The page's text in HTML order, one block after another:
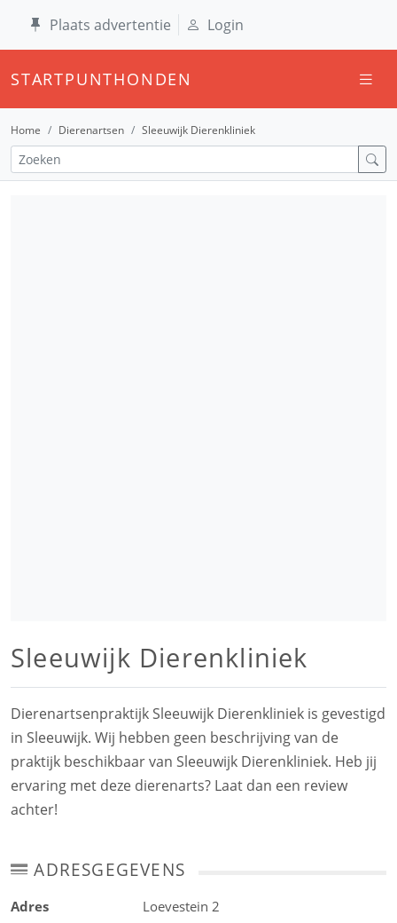
Plaats advertentie Login
STARTPUNTHONDEN
Home Dierenartsen Sleeuwijk Dierenkliniek
Sleeuwijk Dierenkliniek
Dierenartsenpraktijk Sleeuwijk Dierenkliniek is gevestigd
in Sleeuwijk. Wij hebben geen beschrijving van de
praktijk beschikbaar van Sleeuwijk Dierenkliniek. Heb jij
ervaring met deze dierenarts? Laat dan een review
achter!
ADRESGEGEVENS
Adres
Loevestein 2